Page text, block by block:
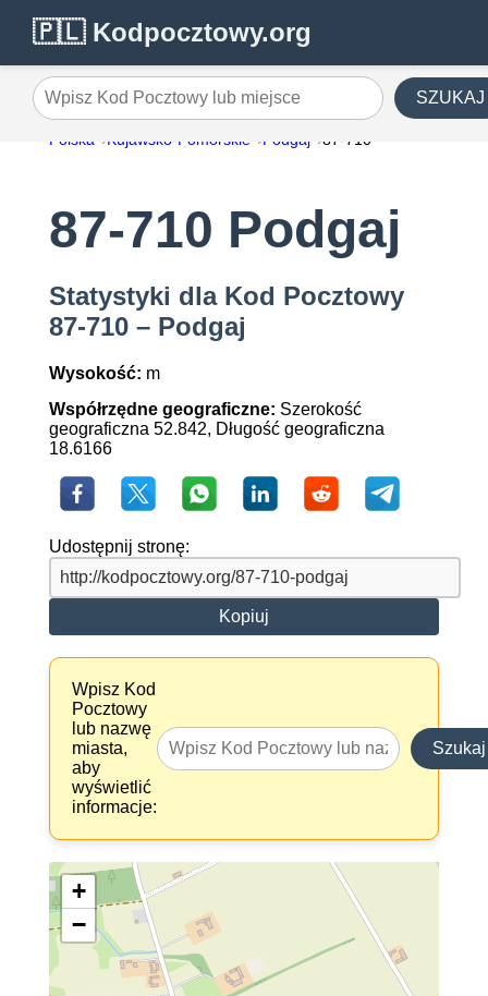
🇵🇱 Kodpocztowy.org
Wpisz Kod Pocztowy lub miejsce SZUKAJ
Polska Kujawsko-Pomorskie Podgaj 87-710
87-710 Podgaj
Statystyki dla Kod Pocztowy
87-710 – Podgaj
Wysokość: m
Współrzędne geograficzne: Szerokość
geograficzna 52.842, Długość geograficzna
18.6166
Udostępnij stronę:
Kopiuj
Wpisz Kod
Pocztowy
lub nazwę
miasta,
aby
wyświetlić
informacje:
Szukaj
+
−